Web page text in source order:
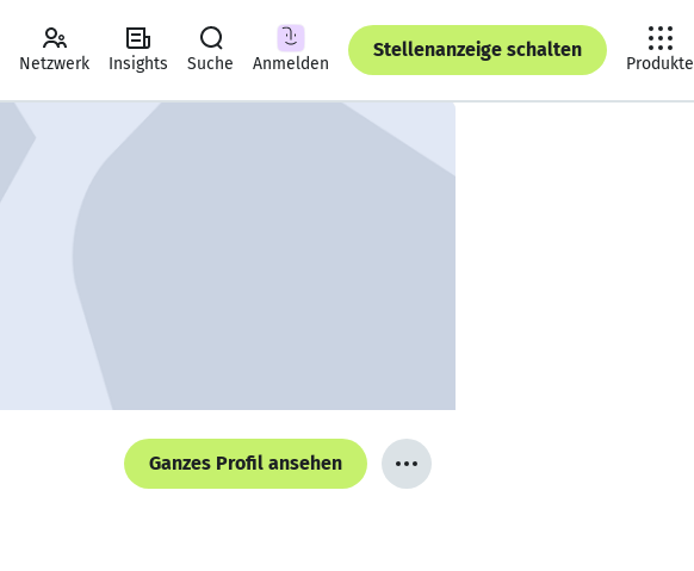
Netzwerk Insights Suche Anmelden
Stellenanzeige schalten
Produkte
Ganzes Profil ansehen